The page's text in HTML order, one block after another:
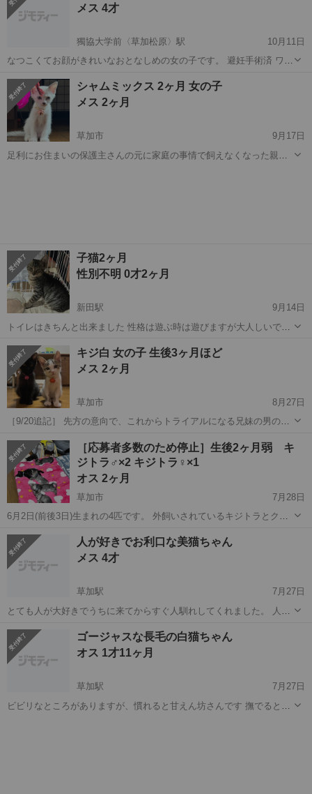
ッタさんとヒビトくん...
メス 4才
獨協大学前〈草加松原〉駅
10月11日
なつこくてお顔がきれいなおとなしめの女の子です。 避妊手術済 ワク
た。 うちに来てからしばらく経ちましたので、この度里親さまを見つ
けることにいたしました...
埼玉 草加市 獨協大学前〈草加松原〉駅
ペルシャ
シャムミックス 2ヶ月 女の子
メス 2ヶ月
草加市
9月17日
足利にお住まいの保護主さんの元に家庭の事情で飼えなくなった親子
子猫2ヶ月
性別不明 0才2ヶ月
新田駅
9月14日
トイレはきちんと出来ました 性格は遊ぶ時は遊びますが大人しいです
家族がいる方は大丈夫です! 9月13日に見つけました 捨て猫です!
埼玉 草加市 新田駅 猫 性格
キジ白 女の子 生後3ヶ月ほど
メス 2ヶ月
草加市
8月27日
［9/20追記］ 先方の意向で、これからトライアルになる兄妹の男の子
た。募集の女の子のほうも陰性と思われます。 ［9/8追記］ 男の子の
方が決定しました。 ［9...
埼玉 草加市 猫 オレンジ
［応募者多数のため停止］生後2ヶ月弱 キ
ジトラ♂×2 キジトラ♀×1
オス 2ヶ月
草加市
7月28日
6月2日(前後3日)生まれの4匹です。 外飼いされているキジトラとクロ
身：栃木県足利市 6月2日(前後3日)生まれ ※6月2日に産まれた子と、
その前後3...
埼玉 猫 キジトラ
人が好きでお利口な美猫ちゃん
メス 4才
草加駅
7月27日
とても人が大好きでうちに来てからすぐ人馴れしてくれました。 人の
寝てくれる可愛い子です。 トイレの失敗もなく、お利口さんです。 初
めての方でもすごく飼いやすい子か...
埼玉 猫 ワクチン
ゴージャスな長毛の白猫ちゃん
オス 1才11ヶ月
草加駅
7月27日
ビビリなところがありますが、慣れると甘えん坊さんです 撫でるとゴ